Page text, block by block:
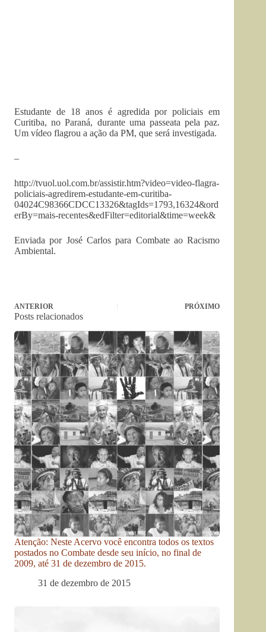
Estudante de 18 anos é agredida por policiais em
Curitiba, no Paraná, durante uma passeata pela paz.
Um vídeo flagrou a ação da PM, que será investigada.
–
http://tvuol.uol.com.br/assistir.htm?video=video-flagra-
policiais-agredirem-estudante-em-curitiba-
04024C98366CDCC13326&tagIds=1793,16324&ord
erBy=mais-recentes&edFilter=editorial&time=week&
Enviada por José Carlos para Combate ao Racismo
Ambiental.
ANTERIOR PRÓXIMO
Posts relacionados
Atenção: Neste Acervo você encontra todos os textos
postados no Combate desde seu início, no final de
2009, até 31 de dezembro de 2015.
31 de dezembro de 2015